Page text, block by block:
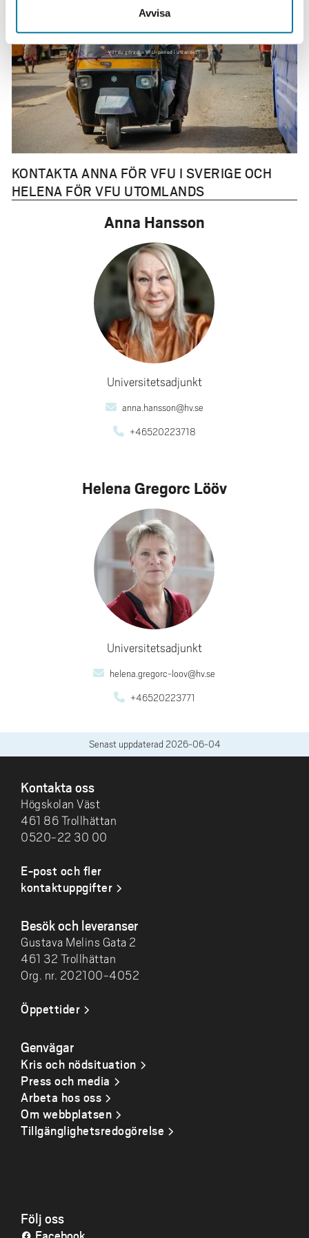
Avvisa
VFU Utomlands
Vill du göra din VFU-period i utlandet?
KONTAKTA ANNA FÖR VFU I SVERIGE OCH
HELENA FÖR VFU UTOMLANDS
Anna Hansson
Universitetsadjunkt
anna.hansson@hv.se
+46520223718
Helena Gregorc Lööv
Universitetsadjunkt
helena.gregorc-loov@hv.se
+46520223771
Senast uppdaterad 2026-06-04
Kontakta oss
Högskolan Väst
461 86 Trollhättan
0520-22 30 00
E-post och fler
kontaktuppgifter
Besök och leveranser
Gustava Melins Gata 2
461 32 Trollhättan
Org. nr. 202100-4052
Öppettider
Genvägar
Kris och nödsituation
Press och media
Arbeta hos oss
Om webbplatsen
Tillgänglighetsredogörelse
Följ oss